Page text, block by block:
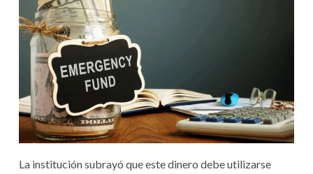
La institución subrayó que este dinero debe utilizarse